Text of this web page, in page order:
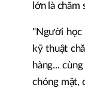
lớn là chăm
"Người học
kỹ thuật
hàng...
chóng mặt,